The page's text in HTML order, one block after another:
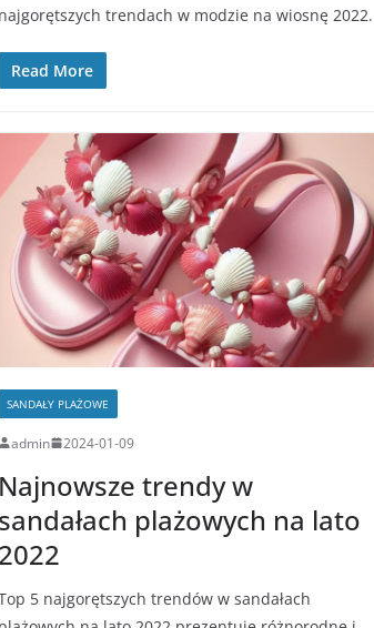
najgorętszych trendach w modzie na wiosnę 2022.
Read More
SANDAŁY PLAŻOWE
admin 2024-01-09
Najnowsze trendy w
sandałach plażowych na lato
2022
5 najgorętszych trendów w sandałach